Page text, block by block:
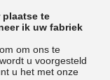
plaatse te
ik uw fabriek
om ons te
u voorgesteld
u het met onze